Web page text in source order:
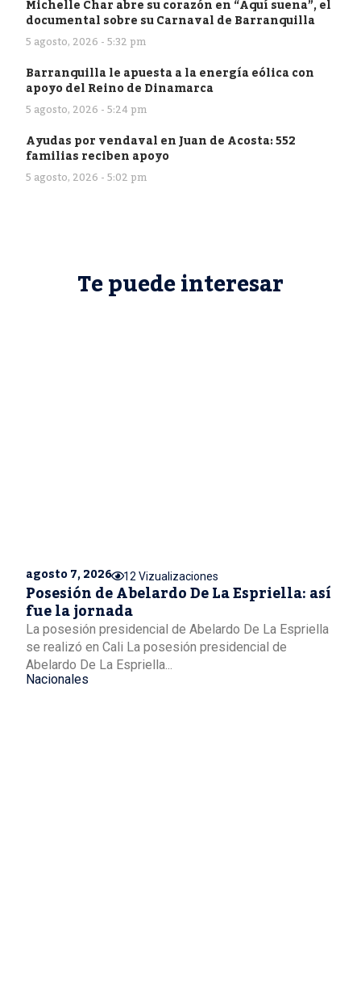
Michelle Char abre su corazón en “Aquí suena”, el
documental sobre su Carnaval de Barranquilla
5 agosto, 2026 - 5:32 pm
Barranquilla le apuesta a la energía eólica con
apoyo del Reino de Dinamarca
5 agosto, 2026 - 5:24 pm
Ayudas por vendaval en Juan de Acosta: 552
familias reciben apoyo
5 agosto, 2026 - 5:02 pm
Te puede interesar
agosto 7, 2026 12 Vizualizaciones
Posesión de Abelardo De La Espriella: así
fue la jornada
La posesión presidencial de Abelardo De La Espriella
se realizó en Cali La posesión presidencial de
Abelardo De La Espriella...
Nacionales